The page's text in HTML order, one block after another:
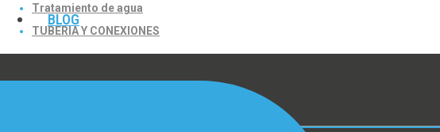
BLOG
Tratamiento de agua
TUBERIA Y CONEXIONES